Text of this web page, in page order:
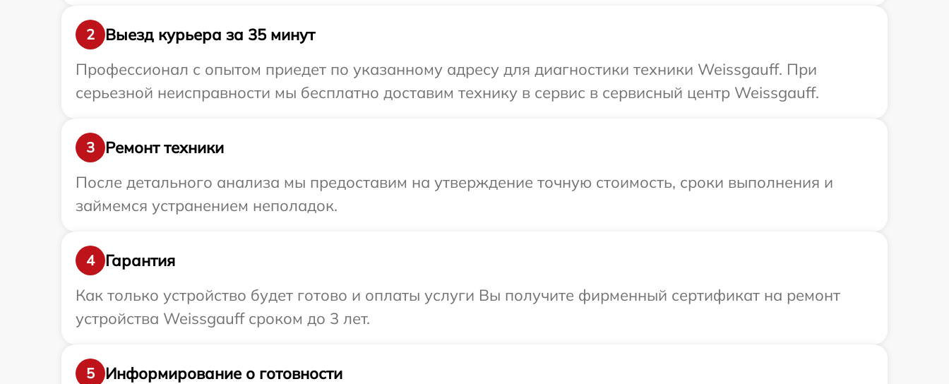
2
Выезд курьера за 35 минут
Профессионал с опытом приедет по указанному адресу для диагностики техники Weissgauff. При
серьезной неисправности мы бесплатно доставим технику в сервис в сервисный центр Weissgauff.
3
Ремонт техники
После детального анализа мы предоставим на утверждение точную стоимость, сроки выполнения и
займемся устранением неполадок.
4
Гарантия
Как только устройство будет готово и оплаты услуги Вы получите фирменный сертификат на ремонт
устройства Weissgauff сроком до 3 лет.
5
Информирование о готовности